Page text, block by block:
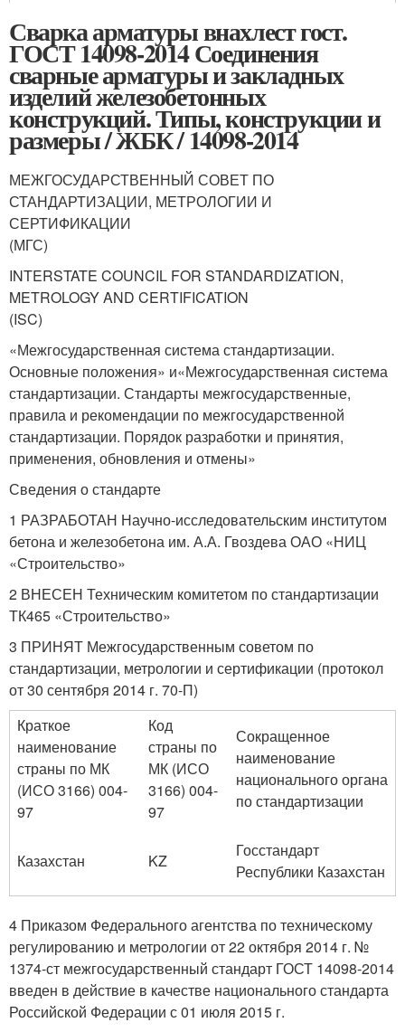
Сварка арматуры внахлест гост.
ГОСТ 14098-2014 Соединения
сварные арматуры и закладных
изделий железобетонных
конструкций. Типы, конструкции и
размеры / ЖБК / 14098-2014
МЕЖГОСУДАРСТВЕННЫЙ СОВЕТ ПО
СТАНДАРТИЗАЦИИ, МЕТРОЛОГИИ И
СЕРТИФИКАЦИИ
(МГС)
INTERSTATE COUNCIL FOR STANDARDIZATION,
METROLOGY AND CERTIFICATION
(ISC)
«Межгосударственная система стандартизации.
Основные положения» и«Межгосударственная система
стандартизации. Стандарты межгосударственные,
правила и рекомендации по межгосударственной
стандартизации. Порядок разработки и принятия,
применения, обновления и отмены»
Сведения о стандарте
1 РАЗРАБОТАН Научно-исследовательским институтом
бетона и железобетона им. А.А. Гвоздева ОАО «НИЦ
«Строительство»
2 ВНЕСЕН Техническим комитетом по стандартизации
ТК465 «Строительство»
3 ПРИНЯТ Межгосударственным советом по
стандартизации, метрологии и сертификации (протокол
от 30 сентября 2014 г. 70-П)
Краткое
наименование
страны по МК
(ИСО 3166) 004-
97
Код
страны по
МК (ИСО
3166) 004-
97
Сокращенное
наименование
национального органа
по стандартизации
Казахстан KZ
Госстандарт
Республики Казахстан
4 Приказом Федерального агентства по техническому
регулированию и метрологии от 22 октября 2014 г. №
1374-ст межгосударственный стандарт ГОСТ 14098-2014
введен в действие в качестве национального стандарта
Российской Федерации с 01 июля 2015 г.